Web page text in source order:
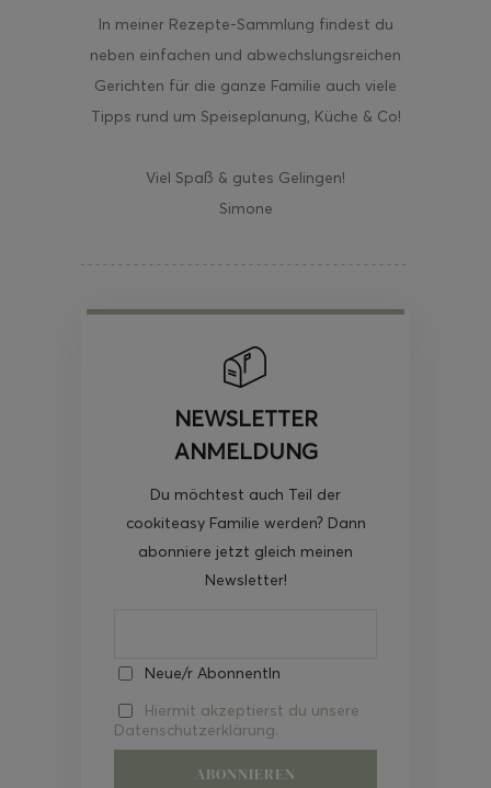
In meiner Rezepte-Sammlung findest du
neben einfachen und abwechslungsreichen
Gerichten für die ganze Familie auch viele
Tipps rund um Speiseplanung, Küche & Co!
Viel Spaß & gutes Gelingen!
Simone
NEWSLETTER
ANMELDUNG
Du möchtest auch Teil der
cookiteasy Familie werden? Dann
abonniere jetzt gleich meinen
Newsletter!
Neue/r AbonnentIn
Hiermit akzeptierst du unsere
Datenschutzerklärung.